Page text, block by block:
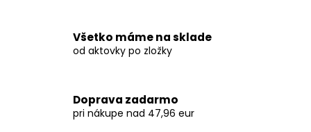
p
r
y
v
Všetko máme na sklade
od aktovky po zložky
Doprava zadarmo
pri nákupe nad 47,96 eur